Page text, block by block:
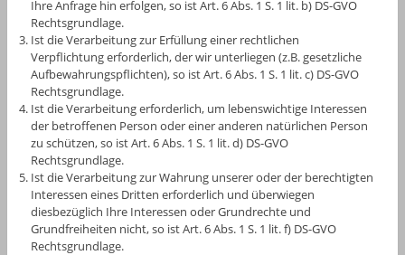
Ihre Anfrage hin erfolgen, so ist Art. 6 Abs. 1 S. 1 lit. b) DS-GVO
Rechtsgrundlage.
Ist die Verarbeitung zur Erfüllung einer rechtlichen
Verpflichtung erforderlich, der wir unterliegen (z.B. gesetzliche
Aufbewahrungspflichten), so ist Art. 6 Abs. 1 S. 1 lit. c) DS-GVO
Rechtsgrundlage.
Ist die Verarbeitung erforderlich, um lebenswichtige Interessen
der betroffenen Person oder einer anderen natürlichen Person
zu schützen, so ist Art. 6 Abs. 1 S. 1 lit. d) DS-GVO
Rechtsgrundlage.
Ist die Verarbeitung zur Wahrung unserer oder der berechtigten
Interessen eines Dritten erforderlich und überwiegen
diesbezüglich Ihre Interessen oder Grundrechte und
Grundfreiheiten nicht, so ist Art. 6 Abs. 1 S. 1 lit. f) DS-GVO
Rechtsgrundlage.